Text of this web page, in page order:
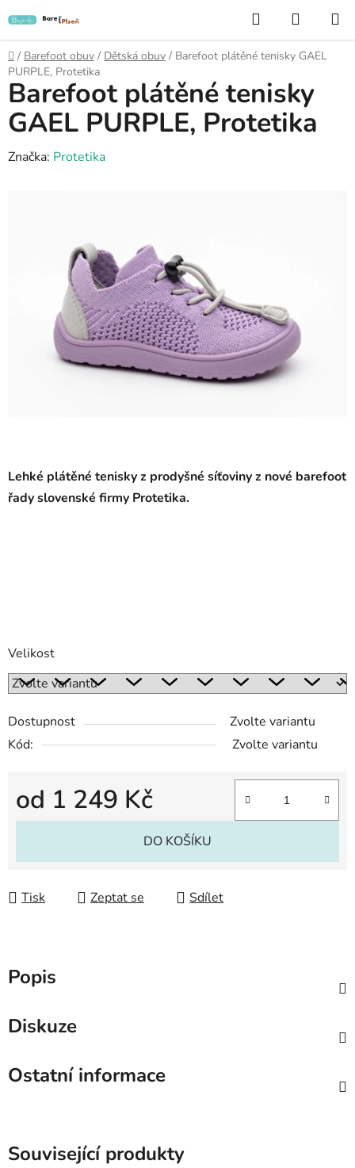
na
obsah
Hledat
KOŠÍK
Domů
/ Barefoot obuv / Dětská obuv / Barefoot plátěné tenisky GAEL
PURPLE, Protetika
Lehké plátěné teniskyz prodyšné síťoviny z nové barefoot
řady slovenské firmy Protetika.
Velikost
Dostupnost
Zvolte variantu
Kód:
Zvolte variantu
od 1 249 Kč
Měrná cena:
DO KOŠÍKU
Tisk Zeptat se Sdílet
Barefoot plátěné tenisky
GAEL PURPLE, Protetika
Značka: Protetika
Popis
Diskuze
Ostatní informace
Související produkty